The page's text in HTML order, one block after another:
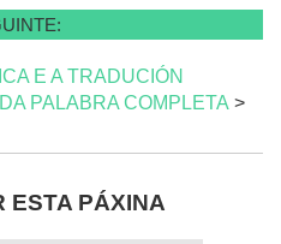
E A TRADUCIÓN
PALABRA COMPLETA >
ESTA PÁXINA